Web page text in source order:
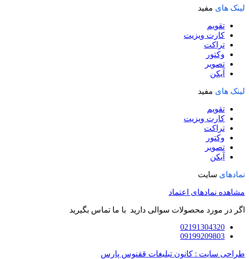
لینک های مفید
تقویم
کارت ویزیت
تراکت
وکتور
تصویر
آیکن
لینک های مفید
تقویم
کارت ویزیت
تراکت
وکتور
تصویر
آیکن
نمادهای سایت
مشاهده نمادهای اعتماد
اگر در مورد محصولات سوالی دارید با ما تماس بگیرید
02191304320
09199209803
طراحی سایت : کانون تبلیغات ققنوس پارس